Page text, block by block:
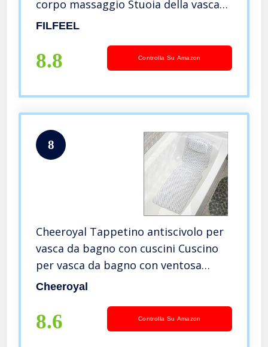
corpo massaggio Stuoia della vasca
da bagno della bolla for centri
Antiscivolo(220V)
FILFEEL
8.8 Controlla Su Amazon
8
Cheeroyal Tappetino antiscivolo per
vasca da bagno con cuscini Cuscino
per vasca da bagno con ventosa
Comfort per vasca idromassaggio
Tappetino da bagno con cuscino
Cheeroyal
8.6 Controlla Su Amazon